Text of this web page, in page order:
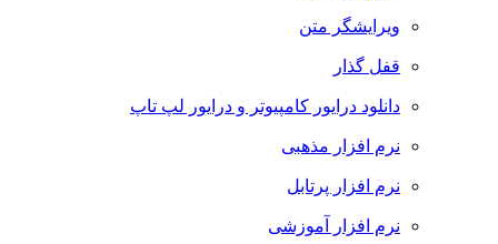
ویرایشگر متن
قفل گذار
دانلود درایور کامپیوتر و درایور لپ تاپ
نرم افزار مذهبی
نرم افزار پرتابل
نرم افزار آموزشی